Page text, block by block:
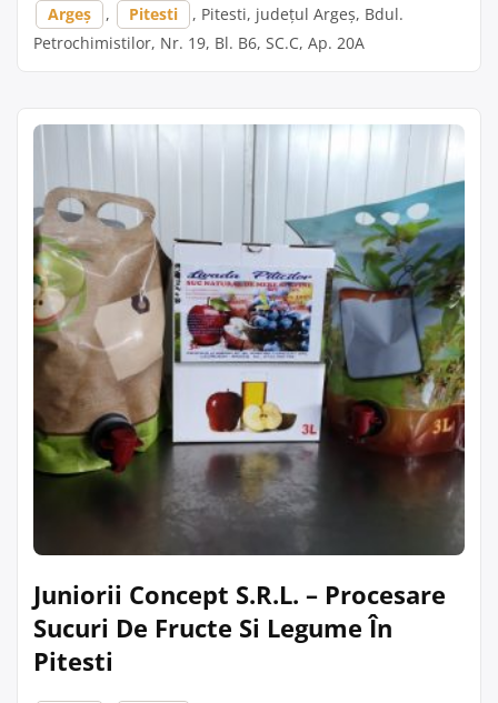
Argeș , Pitesti
, Pitesti, județul Argeș, Bdul.
Petrochimistilor, Nr. 19, Bl. B6, SC.C, Ap. 20A
Juniorii Concept S.R.L. – Procesare
Sucuri De Fructe Si Legume În
Pitesti